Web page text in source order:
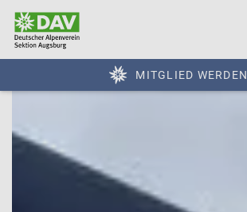
MITGLIED WERDEN